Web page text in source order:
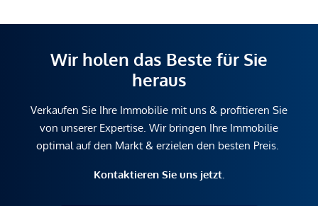
Wir holen das Beste für Sie
heraus
Verkaufen Sie Ihre Immobilie mit uns & profitieren Sie
von unserer Expertise. Wir bringen Ihre Immobilie
optimal auf den Markt & erzielen den besten Preis.
Kontaktieren Sie uns jetzt.